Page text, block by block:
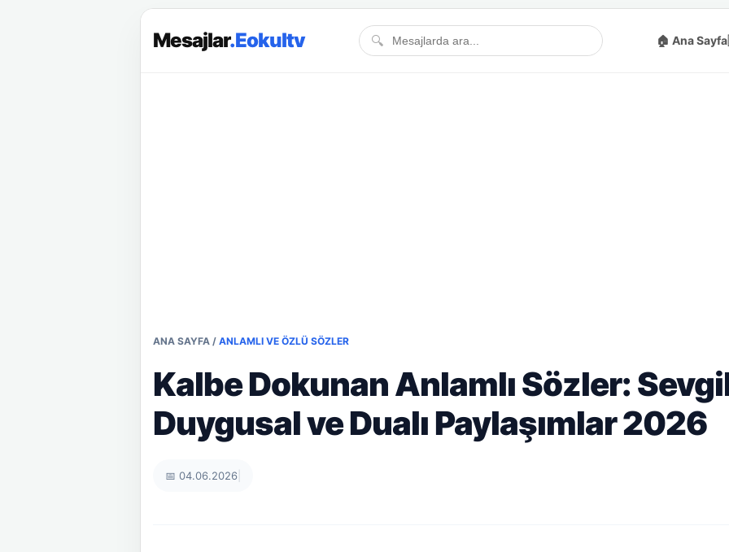
Mesajlar.Eokultv 🔍 🏠 Ana Sayfa
ANA SAYFA / ANLAMLI VE ÖZLÜ SÖZLER
Kalbe Dokunan Anlamlı Sözler:
Duygusal ve Dualı Paylaşımlar 2026
📅 04.06.2026